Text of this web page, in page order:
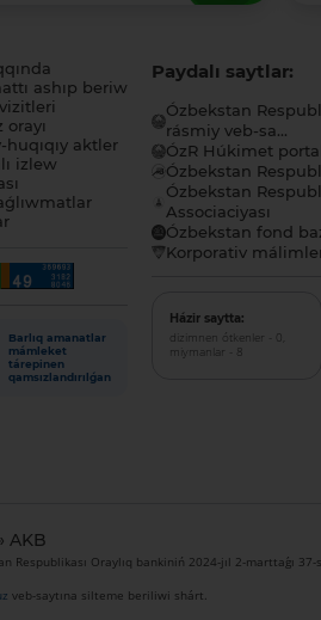
ashıp beriw
orayı
aktler
izlew
Barlıq amanatlar
mámleket
tárepinen
qamsızlandırılǵan
Paydalı saytlar:
Ózbekstan
rásmiy veb-sa...
ÓzR Húkimet
Ózbekstan
Ózbekstan
Associaciyası
Ózbekstan fond
Korporativ
Házir saytta:
dizimnen ótkenler - 0,
miymanlar - 8
AKB
Respublikası Oraylıq bankiniń 2024-jıl 2-marttaǵı 37-
veb-saytına silteme beriliwi shárt.